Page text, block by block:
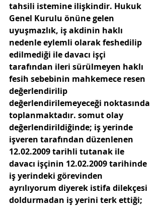
tahsili istemine ilişkindir. Hukuk
Genel Kurulu önüne gelen
uyuşmazlık, iş akdinin haklı
nedenle eylemli olarak feshedilip
edilmediği ile davacı işçi
tarafından ileri sürülmeyen haklı
fesih sebebinin mahkemece resen
değerlendirilip
değerlendirilemeyeceği noktasında
toplanmaktadır. somut olay
değerlendirildiğinde; iş yerinde
işveren tarafından düzenlenen
12.02.2009 tarihli tutanak ile
davacı işçinin 12.02.2009 tarihinde
iş yerindeki görevinden
ayrılıyorum diyerek istifa dilekçesi
doldurmadan iş yerini terk ettiği;